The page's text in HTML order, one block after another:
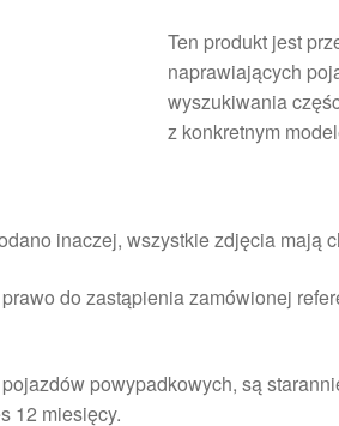
Ten produkt jest
naprawiających
wyszukiwania
z konkretnym
inaczej, wszystkie zdjęcia mają
do zastąpienia zamówionej
powypadkowych, są
12 miesięcy.